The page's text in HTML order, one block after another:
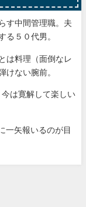
す中間管理職。夫
る５０代男。
は料理（面倒なレ
けない腕前。
は寛解して楽しい
一矢報いるのが目